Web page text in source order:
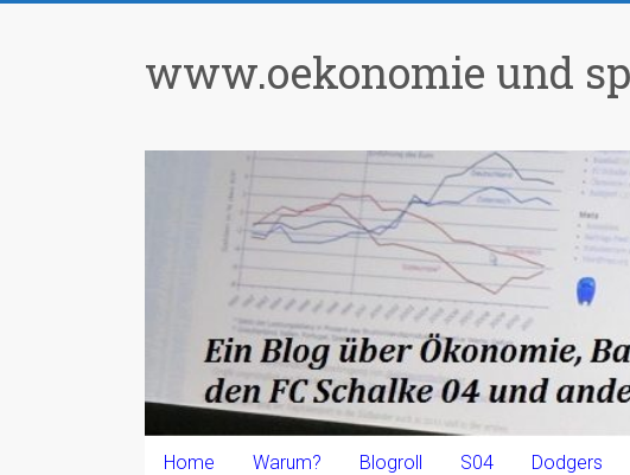
www.oekonomie und
Home Warum? Blogroll S04 Dodgers